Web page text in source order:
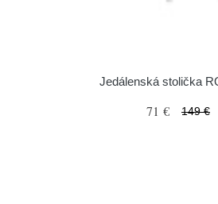
Jedálenská stolička
71 € 149 €